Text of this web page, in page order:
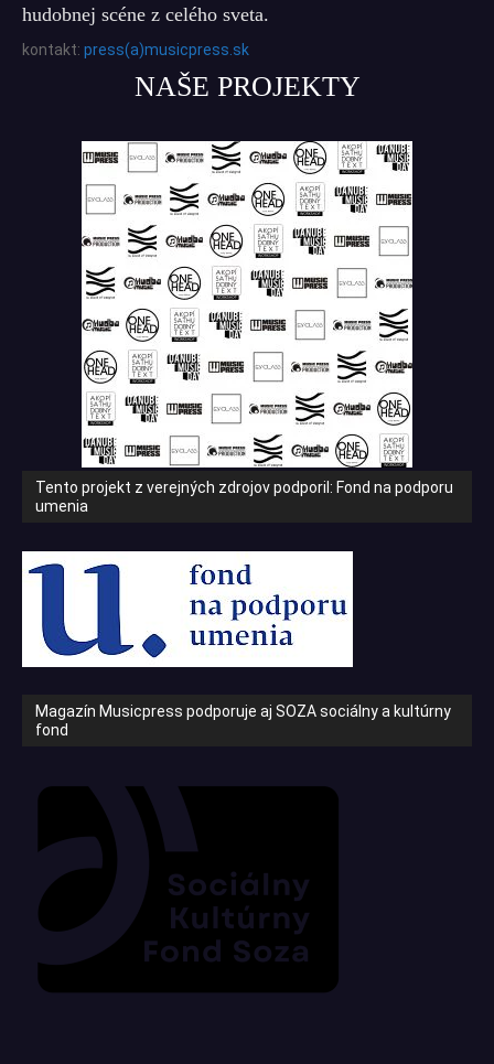
hudobnej scéne z celého sveta.
kontakt: press(a)musicpress.sk
NAŠE PROJEKTY
Tento projekt z verejných zdrojov podporil: Fond na podporu
umenia
Magazín Musicpress podporuje aj SOZA sociálny a kultúrny
fond